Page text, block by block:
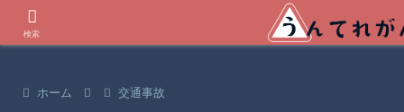
ホーム 交通事故
検索